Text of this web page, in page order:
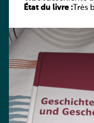
Rheinland-
État du livre :Très